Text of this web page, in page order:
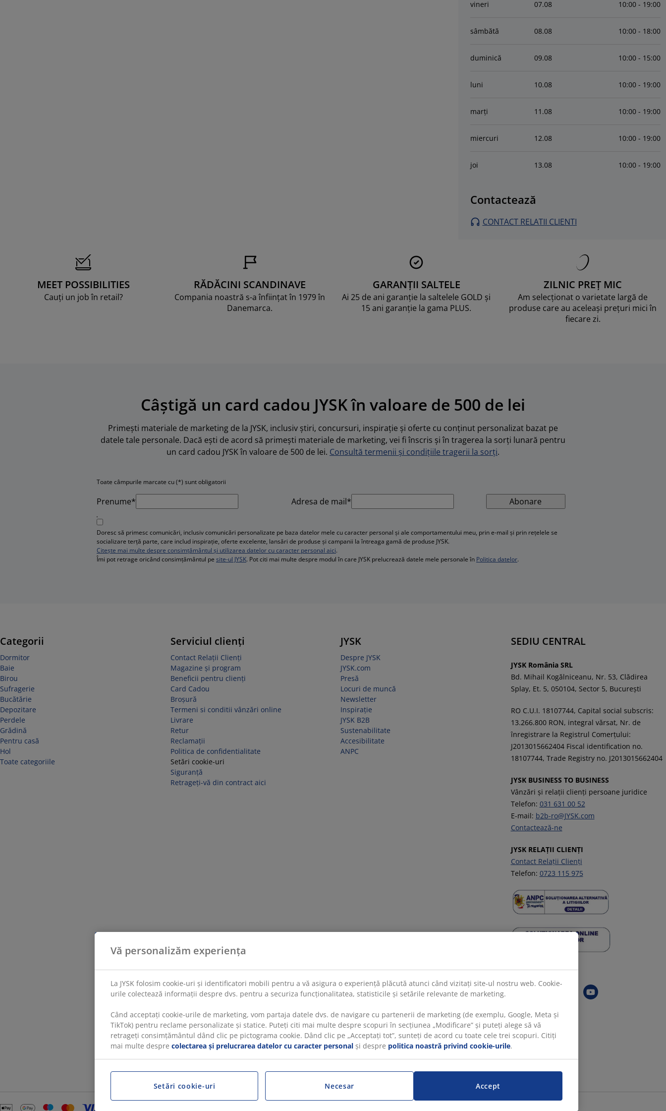
vineri 07.08 10:00 - 19:00
sâmbătă 08.08 10:00 - 18:00
duminică 09.08 10:00 - 15:00
luni 10.08 10:00 - 19:00
marți 11 .08 10:00 - 19:00
miercuri 12.08 10:00 - 19:00
joi 13.08 10:00 - 19:00
Contactează
CONTACT RELATII CLIENTI
MEET POSSIBILITIES
Cauți un job în retail?
RĂDĂCINI SCANDINAVE
Compania noastră s-a înființat în 1979 în
Danemarca.
GARANȚII SALTELE
Ai 25 de ani garanție la saltelele GOLD și
15 ani garanție la gama PLUS.
ZILNIC PREȚ MIC
Am selecționat o varietate largă de
produse care au aceleași prețuri mici în
fiecare zi.
Câștigă un card cadou JYSK în valoare de 500 de lei
Primești materiale de marketing de la JYSK, inclusiv știri, concursuri, inspirație și oferte cu conținut personalizat bazat pe
datele tale personale. Dacă ești de acord să primești materiale de marketing, vei fi înscris și în tragerea la sorți lunară pentru
un card cadou JYSK în valoare de 500 de lei. Consultă termenii și condițiile tragerii la sorți.
Toate câmpurile marcate cu (*) sunt obligatorii
Prenume* Adresa de mail* Abonare
Doresc să primesc comunicări, inclusiv comunicări personalizate pe baza datelor mele cu caracter personal și ale comportamentului meu, prin e-mail și prin rețelele se
socializare terță parte, care includ inspirație, oferte excelente, lansări de produse și campanii la întreaga gamă de produse JYSK.
Citește mai multe despre consimțământul și utilizarea datelor cu caracter personal aici.
Îmi pot retrage oricând consimțământul pe site-ul JYSK. Pot citi mai multe despre modul în care JYSK prelucrează datele mele personale în Politica datelor.
Categorii
Dormitor
Baie
Birou
Sufragerie
Bucătărie
Depozitare
Perdele
Grădină
Pentru casă
Hol
Toate categoriile
Serviciul clienți
Contact Relații Clienți
Magazine și program
Beneficii pentru clienți
Card Cadou
Broșură
Termeni si conditii vânzări online
Livrare
Retur
Reclamaţii
Politica de confidentialitate
Setări cookie-uri
Siguranță
Retrageți-vă din contract aici
JYSK
Despre JYSK
JYSK.com
Presă
Locuri de muncă
Newsletter
Inspirație
JYSK B2B
Sustenabilitate
Accesibilitate
ANPC
SEDIU CENTRAL
JYSK România SRL
Bd. Mihail Kogălniceanu, Nr. 53, Clădirea
Splay, Et. 5, 050104, Sector 5, București
RO C.U.I. 18107744, Capital social subscris:
13.266.800 RON, integral vărsat, Nr. de
înregistrare la Registrul Comerţului:
J2013015662404 Fiscal identification no.
18107744, Trade Registry no. J2013015662404
JYSK BUSINESS TO BUSINESS
Vânzări și relații clienți persoane juridice
Telefon: 031 631 00 52
E-mail: b2b-ro@JYSK.com
Contactează-ne
JYSK RELAȚII CLIENȚI
Contact Relații Clienți
Telefon: 0723 115 975
Urmărește JYSK
Vă personalizăm experiența
La JYSK folosim cookie-uri și identificatori mobili pentru a vă asigura o experiență plăcută atunci când vizitați site-ul nostru web. Cookie-
urile colectează informații despre dvs. pentru a securiza funcționalitatea, statisticile și setările relevante de marketing.
Când acceptați cookie-urile de marketing, vom partaja datele dvs. de navigare cu partenerii de marketing (de exemplu, Google, Meta și
TikTok) pentru reclame personalizate și statice. Puteți citi mai multe despre scopuri în secțiunea „Modificare” și puteți alege să vă
retrageți consimțământul dând clic pe pictograma cookie. Dând clic pe „Acceptați tot”, sunteți de acord cu toate cele trei scopuri. Citiți
mai multe despre colectarea și prelucrarea datelor cu caracter personal și despre politica noastră privind cookie-urile.
Accept
Setări cookie-uri Necesar